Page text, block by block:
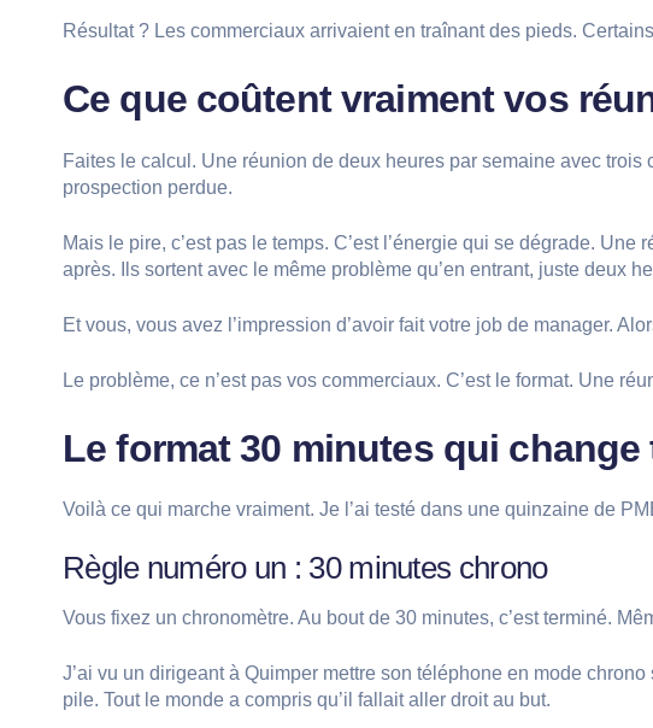
Résultat ? Les commerciaux arrivaient en traînant des pieds.
Ce que coûtent vraiment vos
Faites le calcul. Une réunion de deux heures par semaine avec
prospection perdue.
Mais le pire, c’est pas le temps. C’est l’énergie qui se dégrade.
après. Ils sortent avec le même problème qu’en entrant, juste deux
Et vous, vous avez l’impression d’avoir fait votre job de manager.
Le problème, ce n’est pas vos commerciaux. C’est le format. Une
Le format 30 minutes qui change
Voilà ce qui marche vraiment. Je l’ai testé dans une quinzaine de
Règle numéro un : 30 minutes chrono
Vous fixez un chronomètre. Au bout de 30 minutes, c’est terminé.
J’ai vu un dirigeant à Quimper mettre son téléphone en mode
pile. Tout le monde a compris qu’il fallait aller droit au but.